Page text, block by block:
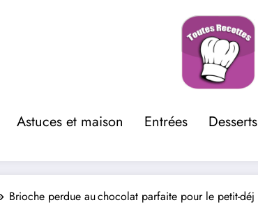
Astuces et maison Entrées Desserts
Brioche perdue au chocolat parfaite pour le petit-déj